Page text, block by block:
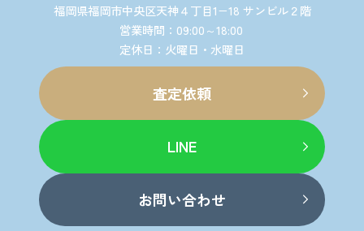
福岡県福岡市中央区天神４丁目1−18 サンビル２階
営業時間：09:00～18:00
定休日：火曜日・水曜日
査定依頼
LINE
お問い合わせ